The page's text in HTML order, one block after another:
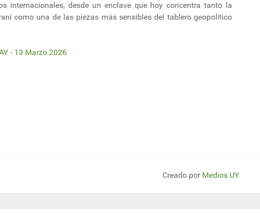
internacionales, desde un enclave que hoy concentra tanto la
como una de las piezas más sensibles del tablero geopolítico
- 13 Marzo 2026
un acuerdo de consultas sobre minerales críticos y tierras raras
Canal de Panamá podría duplicarse mientras el Estrecho de Ormuz siga en medio
Creado por Medios UY